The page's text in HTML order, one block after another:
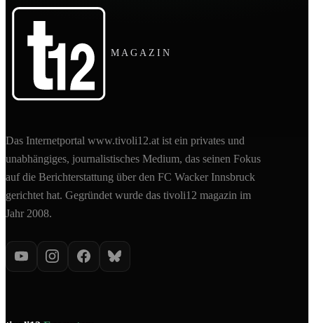
MAGAZIN
Das Internetportal www.tivoli12.at ist ein privates und
unabhängiges, journalistisches Medium, das seinen Fokus
auf die Berichterstattung über den FC Wacker Innsbruck
gerichtet hat. Gegründet wurde das tivoli12 magazin im
Jahr 2008.